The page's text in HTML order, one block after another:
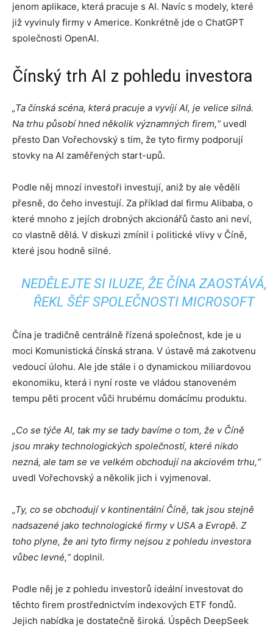
jenom aplikace, která pracuje s AI. Navíc s modely, které
již vyvinuly firmy v Americe. Konkrétně jde o ChatGPT
společnosti OpenAI.
Čínský trh AI z pohledu investora
„Ta čínská scéna, která pracuje a vyvíjí AI, je velice silná.
Na trhu působí hned několik významných firem,“uvedl
přesto Dan Vořechovský s tím, že tyto firmy podporují
stovky na AI zaměřených start-upů.
Podle něj mnozí investoři investují, aniž by ale věděli
přesně, do čeho investují. Za příklad dal firmu Alibaba, o
které mnoho z jejích drobných akcionářů často ani neví,
co vlastně dělá. V diskuzi zmínil i politické vlivy v Číně,
které jsou hodně silné.
NEDĚLEJTE SI ILUZE, ŽE ČÍNA ZAOSTÁVÁ,
ŘEKL ŠÉF SPOLEČNOSTI MICROSOFT
Čína je tradičně centrálně řízená společnost, kde je u
moci Komunistická čínská strana. V ústavě má zakotvenu
vedoucí úlohu. Ale jde stále i o dynamickou miliardovou
ekonomiku, která i nyní roste ve vládou stanoveném
tempu pěti procent vůči hrubému domácímu produktu.
„Co se týče AI, tak my se tady bavíme o tom, že v Číně
jsou mraky technologických společností, které nikdo
nezná, ale tam se ve velkém obchodují na akciovém trhu,“
uvedl Vořechovský a několik jich i vyjmenoval.
„Ty, co se obchodují v kontinentální Číně, tak jsou stejně
nadsazené jako technologické firmy v USA a Evropě. Z
toho plyne, že ani tyto firmy nejsou z pohledu investora
vůbec levné,“doplnil.
Podle něj je z pohledu investorů ideální investovat do
těchto firem prostřednictvím indexových ETF fondů.
Jejich nabídka je dostatečně široká. Úspěch DeepSeek